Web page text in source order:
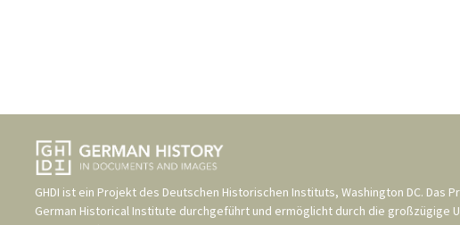
GHDI ist ein Projekt des Deutschen Historischen Instituts, Washington DC. Das
German Historical Institute durchgeführt und ermöglicht durch die großzügige